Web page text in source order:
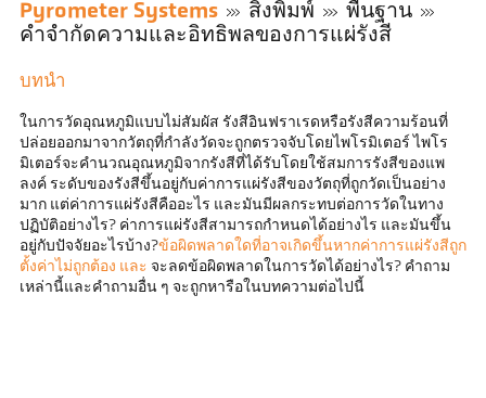
Pyrometer Systems สิ่งพิมพ์
พื้นฐาน
คำจำกัดความและอิทธิพลของการแผ่รังสี
บทนำ
ในการวัดอุณหภูมิแบบไม่สัมผัส รังสีอินฟราเรดหรือรังสีความร้อนที่
ปล่อยออกมาจากวัตถุที่กำลังวัดจะถูกตรวจจับโดยไพโรมิเตอร์ ไพโร
มิเตอร์จะคำนวณอุณหภูมิจากรังสีที่ได้รับโดยใช้สมการรังสีของแพ
ลงค์ ระดับของรังสีขึ้นอยู่กับค่าการแผ่รังสีของวัตถุที่ถูกวัดเป็นอย่าง
มาก แต่ค่าการแผ่รังสีคืออะไร และมันมีผลกระทบต่อการวัดในทาง
ปฏิบัติอย่างไร? ค่าการแผ่รังสีสามารถกำหนดได้อย่างไร และมันขึ้น
อยู่กับปัจจัยอะไรบ้าง?ข้อผิดพลาดใดที่อาจเกิดขึ้นหากค่าการแผ่รังสีถูก
ตั้งค่าไม่ถูกต้อง และ จะลดข้อผิดพลาดในการวัดได้อย่างไร? คำถาม
เหล่านี้และคำถามอื่น ๆ จะถูกหารือในบทความต่อไปนี้